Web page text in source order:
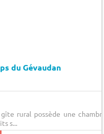
du Gévaudan
rural possède une
s...